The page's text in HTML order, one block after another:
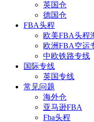
英国仓
德国仓
FBA头程
欧美FBA头程
欧洲FBA空运
中欧铁路专线
国际专线
英国专线
常见问题
海外仓
亚马逊FBA
Fba头程